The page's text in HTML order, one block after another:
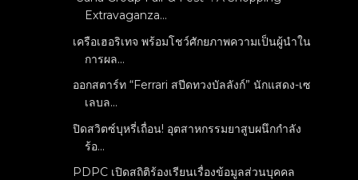
Extravaganza...
เครือเฮอริเทจ พร้อมโชว์ศักยภาพความเป็นผู้นำใน
การผล...
ออกสตาร์ท “Ferrari สปีดทวงบัลลังก์” นักแสดง-เซ
เลบล...
ปิดสวิตซ์บุหรี่เถื่อน! อุตสาหกรรมยาสูบผนึกกำลัง
ร้อ...
PDPC เปิดสถิติร้องเรียนเรื่องข้อมูลส่วนบุคคล